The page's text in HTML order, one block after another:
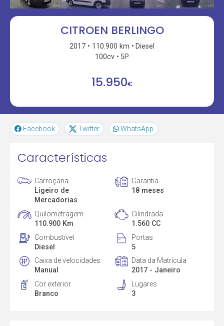
CITROEN BERLINGO
2017 110.900 km
Diesel
100cv
5P
15.950€
Facebook Twitter WhatsApp
Características
Carroçaria
Ligeiro de
Mercadorias
Garantia
18 meses
Quilometragem
110.900 Km
Cilindrada
1.560 CC
Combustível
Diesel
Portas
5
Caixa de velocidades
Manual
Data da Matrícula
2017 - Janeiro
Cor exterior
Branco
Lugares
3